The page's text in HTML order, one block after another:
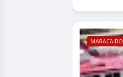
MARACAIBO